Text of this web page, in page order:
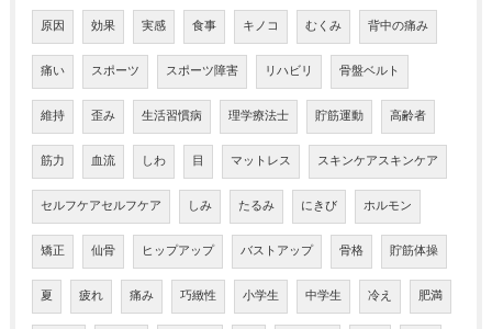
原因 効果 実感 食事 キノコ むくみ 背中の痛み
痛い スポーツ スポーツ障害 リハビリ 骨盤ベルト
維持 歪み 生活習慣病 理学療法士 貯筋運動 高齢者
筋力 血流 しわ 目 マットレス スキンケアスキンケア
セルフケアセルフケア しみ たるみ にきび ホルモン
矯正 仙骨 ヒップアップ バストアップ 骨格 貯筋体操
夏 疲れ 痛み 巧緻性 小学生 中学生 冷え 肥満